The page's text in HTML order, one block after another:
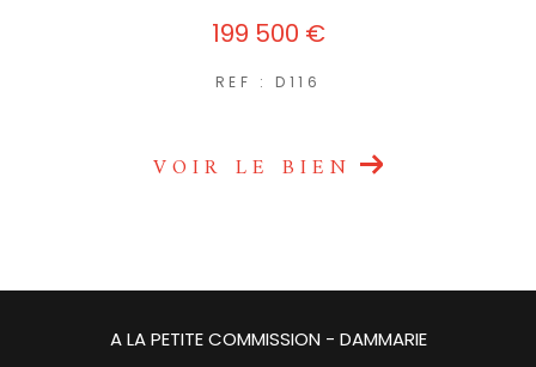
199 500 €
REF : D116
VOIR LE BIEN
A LA PETITE COMMISSION - DAMMARIE